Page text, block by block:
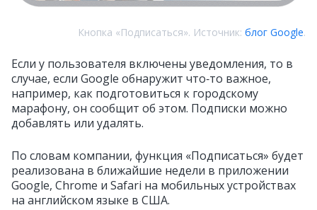
Кнопка «Подписаться». Источник: блог Google.
Если у пользователя включены уведомления, то в
случае, если Google обнаружит что‑то важное,
например, как подготовиться к городскому
марафону, он сообщит об этом. Подписки можно
добавлять или удалять.
По словам компании, функция «Подписаться» будет
реализована в ближайшие недели в приложении
Google, Chrome и Safari на мобильных устройствах
на английском языке в США.